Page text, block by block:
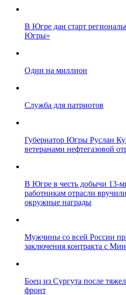
В Югре дан старт
Югры»
Один на миллион
Служба для патриотов
Губернатор Югры Руслан
ветеранами нефтегазовой
В Югре в честь добычи 13-
работникам отрасли
окружные награды
Мужчины со всей России
заключения контракта с
Боец из Сургута после
фронт